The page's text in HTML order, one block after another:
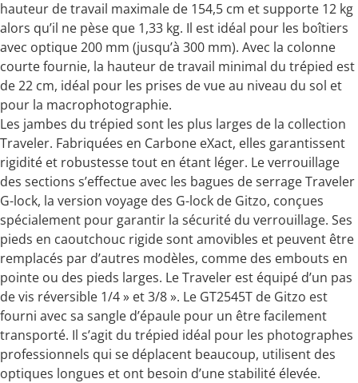
hauteur de travail maximale de 154,5 cm et supporte 12 kg
alors qu’il ne pèse que 1,33 kg. Il est idéal pour les boîtiers
avec optique 200 mm (jusqu’à 300 mm). Avec la colonne
courte fournie, la hauteur de travail minimal du trépied est
de 22 cm, idéal pour les prises de vue au niveau du sol et
pour la macrophotographie.
Les jambes du trépied sont les plus larges de la collection
Traveler. Fabriquées en Carbone eXact, elles garantissent
rigidité et robustesse tout en étant léger. Le verrouillage
des sections s’effectue avec les bagues de serrage Traveler
G-lock, la version voyage des G-lock de Gitzo, conçues
spécialement pour garantir la sécurité du verrouillage. Ses
pieds en caoutchouc rigide sont amovibles et peuvent être
remplacés par d’autres modèles, comme des embouts en
pointe ou des pieds larges. Le Traveler est équipé d’un pas
de vis réversible 1/4 » et 3/8 ». Le GT2545T de Gitzo est
fourni avec sa sangle d’épaule pour un être facilement
transporté. Il s’agit du trépied idéal pour les photographes
professionnels qui se déplacent beaucoup, utilisent des
optiques longues et ont besoin d’une stabilité élevée.